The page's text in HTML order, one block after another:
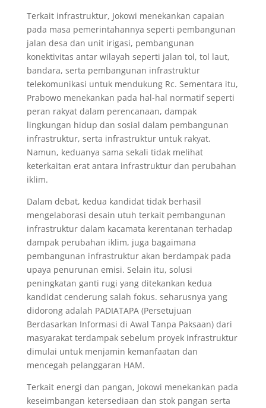
Terkait infrastruktur, Jokowi menekankan capaian
pada masa pemerintahannya seperti pembangunan
jalan desa dan unit irigasi, pembangunan
konektivitas antar wilayah seperti jalan tol, tol laut,
bandara, serta pembangunan infrastruktur
telekomunikasi untuk mendukung Rc. Sementara itu,
Prabowo menekankan pada hal-hal normatif seperti
peran rakyat dalam perencanaan, dampak
lingkungan hidup dan sosial dalam pembangunan
infrastruktur, serta infrastruktur untuk rakyat.
Namun, keduanya sama sekali tidak melihat
keterkaitan erat antara infrastruktur dan perubahan
iklim.
Dalam debat, kedua kandidat tidak berhasil
mengelaborasi desain utuh terkait pembangunan
infrastruktur dalam kacamata kerentanan terhadap
dampak perubahan iklim, juga bagaimana
pembangunan infrastruktur akan berdampak pada
upaya penurunan emisi. Selain itu, solusi
peningkatan ganti rugi yang ditekankan kedua
kandidat cenderung salah fokus. seharusnya yang
didorong adalah PADIATAPA (Persetujuan
Berdasarkan Informasi di Awal Tanpa Paksaan) dari
masyarakat terdampak sebelum proyek infrastruktur
dimulai untuk menjamin kemanfaatan dan
mencegah pelanggaran HAM.
Terkait energi dan pangan, Jokowi menekankan pada
keseimbangan ketersediaan dan stok pangan serta